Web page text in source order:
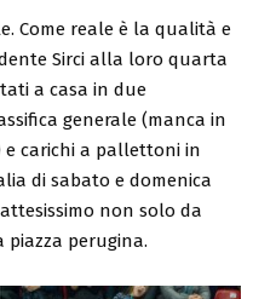
Come reale è la qualità e
Sirci alla loro quarta
a casa in due
generale (manca in
carichi a pallettoni in
di sabato e domenica
non solo da
perugina.